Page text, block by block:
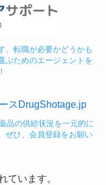
。転職が必要かどうかも
ぶためのエージェントを
品の供給状況を一元的に
ぜひ、会員登録をお願い
ています。